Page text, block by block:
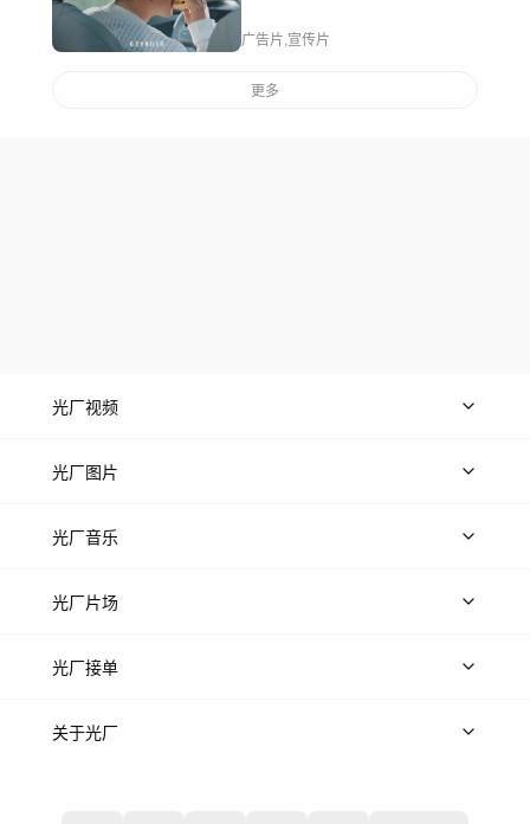
广告片,宣传片
更多
光厂视频
上传视频
光厂图片
上传图片
光厂音乐
热门音乐
光厂片场
上传案例
光厂接单
上架服务
关于光厂